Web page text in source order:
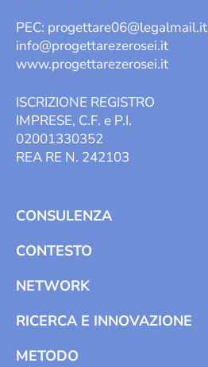
PEC: progettare06@legalmail.it
info@progettarezerosei.it
www.progettarezerosei.it
ISCRIZIONE REGISTRO
IMPRESE, C.F. e P.I.
02001330352
REA RE N. 242103
CONSULENZA
CONTESTO
NETWORK
RICERCA E INNOVAZIONE
METODO